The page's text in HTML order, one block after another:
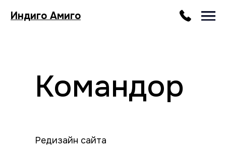
Индиго Амиго
Командор
Редизайн сайта